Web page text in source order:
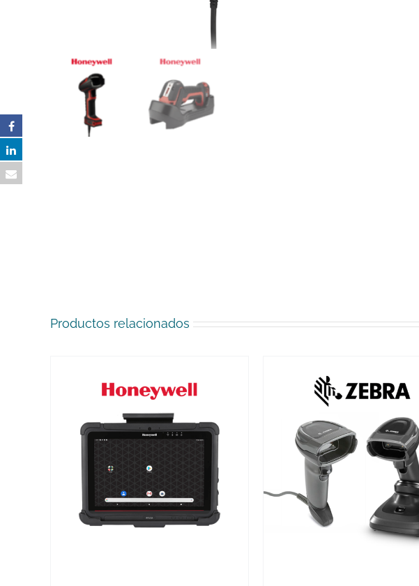
Productos relacionados
VER MÁS VER MÁS